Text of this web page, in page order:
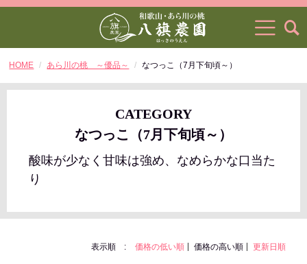
HOME あら川の桃 ～優品～ なつっこ（7月下旬頃～）
CATEGORY
なつっこ（7月下旬頃～）
酸味が少なく甘味は強め、なめらかな口当た
り
表示順 : 価格の低い順 価格の高い順 更新日順